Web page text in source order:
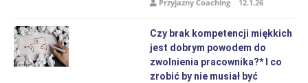
Przyjazny Coaching 12.1.26
Czy brak kompetencji miękkich
jest dobrym powodem do
zwolnienia pracownika?* I co
zrobić by nie musiał być